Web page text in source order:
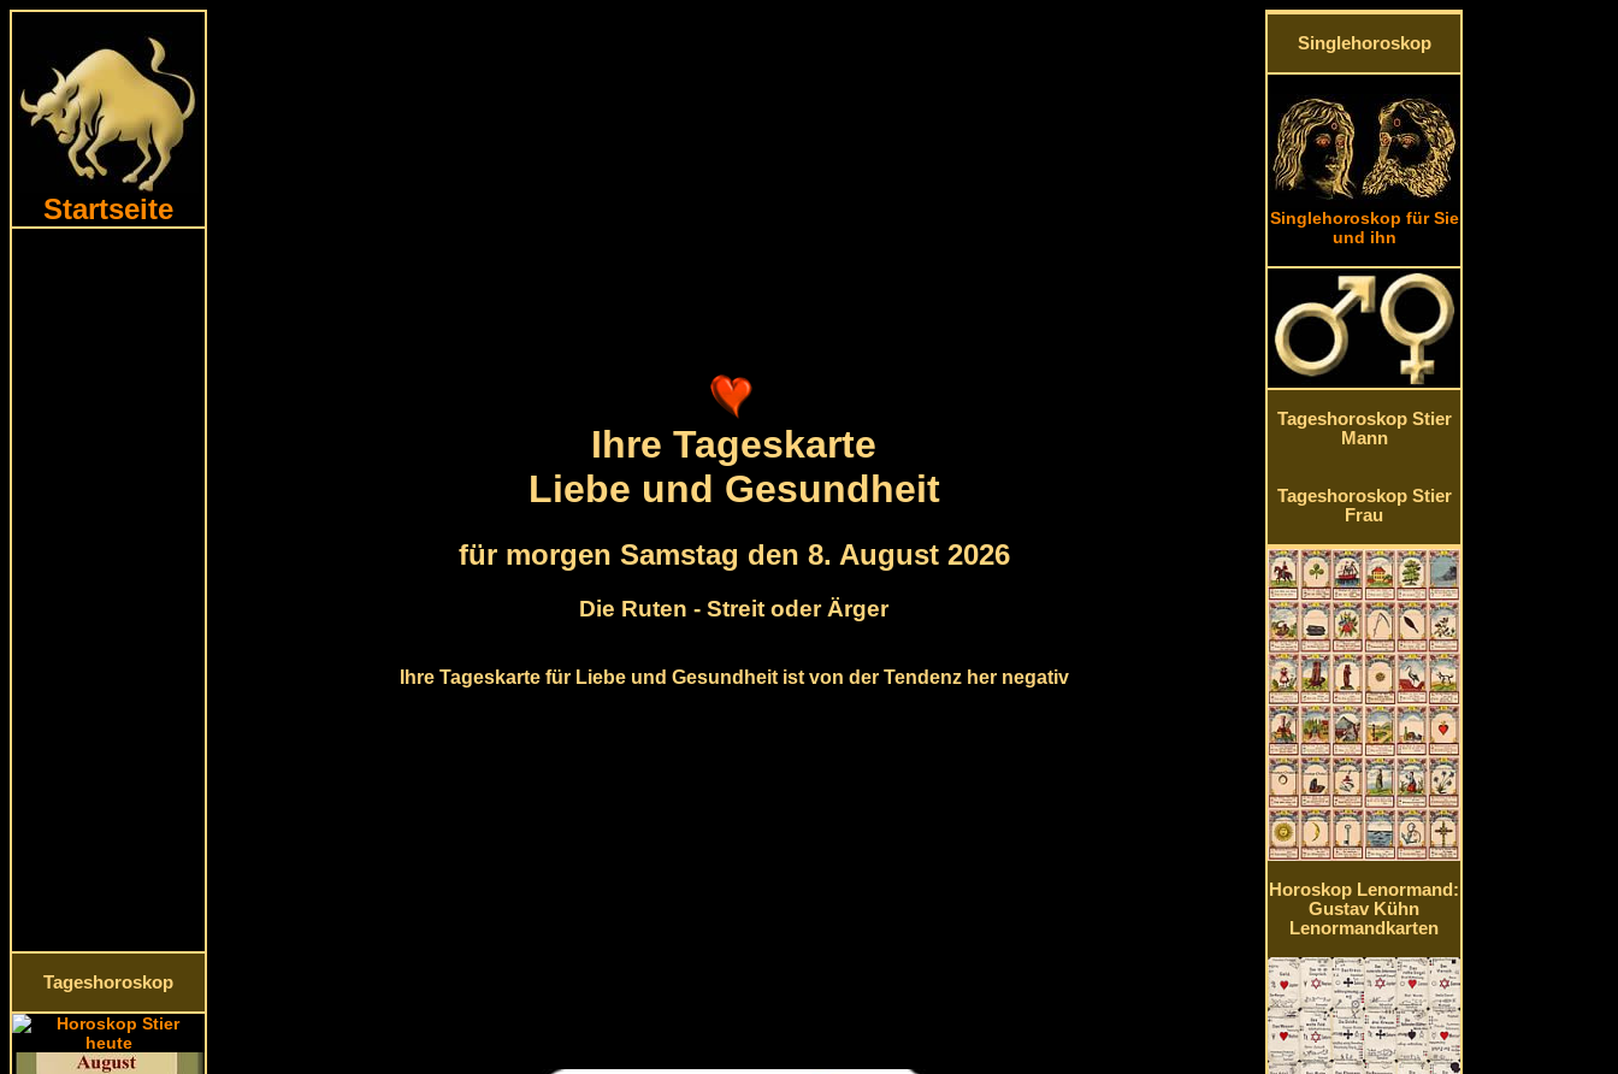
Startseite
Tageshoroskop
Ihre Tageskarte
Liebe und Gesundheit
für morgen Samstag den 8. August 2026
Die Ruten - Streit oder Ärger
Ihre Tageskarte für Liebe und Gesundheit ist von der Tendenz her negativ
Singlehoroskop
Singlehoroskop für Sie
und ihn
Tageshoroskop Stier
Mann
Tageshoroskop Stier
Frau
Horoskop Lenormand:
Gustav Kühn
Lenormandkarten